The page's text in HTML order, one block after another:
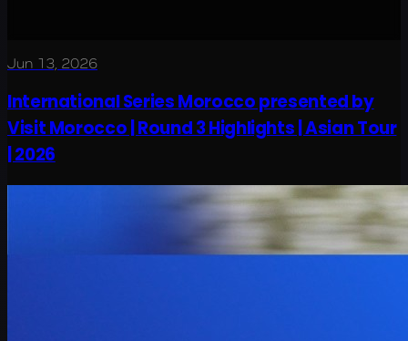
Jun 13, 2026
International Series Morocco presented by
Visit Morocco | Round 3 Highlights | Asian Tour
| 2026